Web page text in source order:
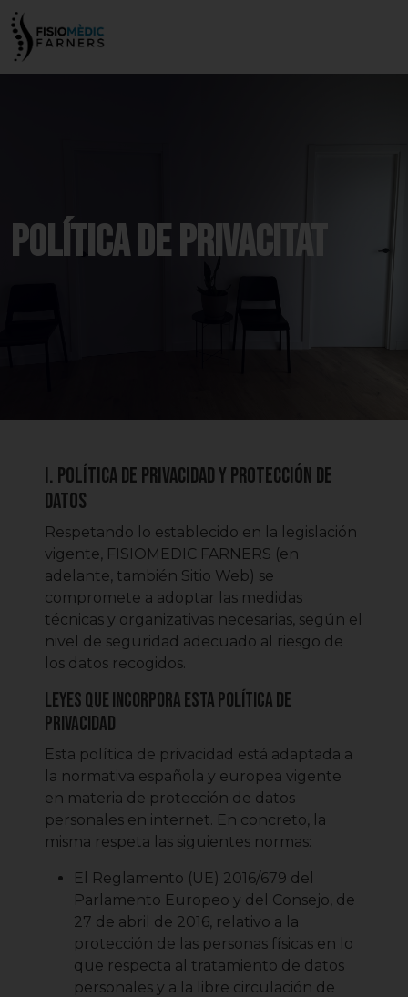
Política de privacitat
I. POLÍTICA DE PRIVACIDAD Y PROTECCIÓN DE
DATOS
Respetando lo establecido en la legislación
vigente, FISIOMEDIC FARNERS (en
adelante, también Sitio Web) se
compromete a adoptar las medidas
técnicas y organizativas necesarias, según el
nivel de seguridad adecuado al riesgo de
los datos recogidos.
Leyes que incorpora esta política de
privacidad
Esta política de privacidad está adaptada a
la normativa española y europea vigente
en materia de protección de datos
personales en internet. En concreto, la
misma respeta las siguientes normas:
El Reglamento (UE) 2016/679 del
Parlamento Europeo y del Consejo, de
27 de abril de 2016, relativo a la
protección de las personas físicas en lo
que respecta al tratamiento de datos
personales y a la libre circulación de